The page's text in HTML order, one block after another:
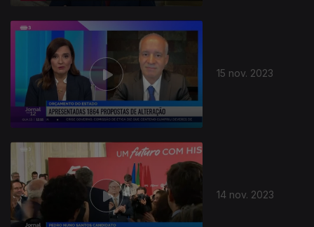
15 nov. 2023
14 nov. 2023
728225